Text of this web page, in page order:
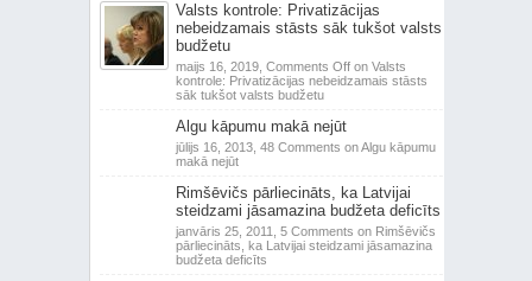
Valsts kontrole: Privatizācijas
nebeidzamais stāsts sāk tukšot valsts
budžetu
maijs 16, 2019, Comments Offon Valsts
kontrole: Privatizācijas nebeidzamais stāsts
sāk tukšot valsts budžetu
Algu kāpumu makā nejūt
jūlijs 16, 2013, 48 Comments on Algu kāpumu
makā nejūt
Rimšēvičs pārliecināts, ka Latvijai
steidzami jāsamazina budžeta deficīts
janvāris 25, 2011, 5 Comments on Rimšēvičs
pārliecināts, ka Latvijai steidzami jāsamazina
budžeta deficīts